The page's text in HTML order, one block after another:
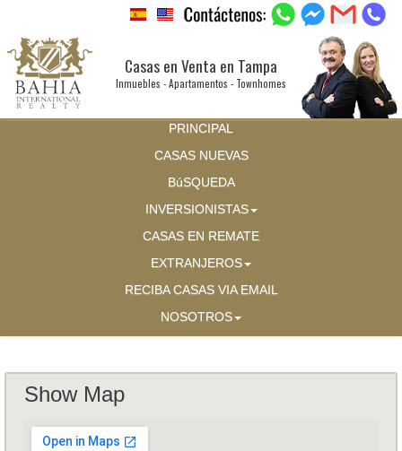
Casas en Venta en Tampa
Inmuebles - Apartamentos - Townhomes
PRINCIPAL
CASAS NUEVAS
BúSQUEDA
INVERSIONISTAS
CASAS EN REMATE
EXTRANJEROS
RECIBA CASAS VIA EMAIL
NOSOTROS
Show Map